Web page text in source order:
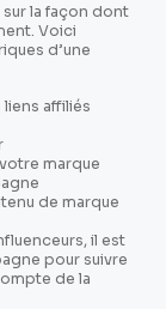
la façon dont
Voici
d’une
affiliés
marque
de marque
il est
pour suivre
de la